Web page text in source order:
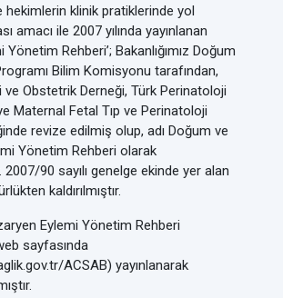
hekimlerin klinik pratiklerinde yol
amacı ile 2007 yılında yayınlanan
Yönetim Rehberi’; Bakanlığımız Doğum
Bilim Komisyonu tarafından,
Obstetrik Derneği, Türk Perinatoloji
Maternal Fetal Tıp ve Perinatoloji
revize edilmiş olup, adı Doğum ve
Yönetim Rehberi olarak
90 sayılı genelge ekinde yer alan
kaldırılmıştır.
Eylemi Yönetim Rehberi
sayfasında
ACSAB) yayınlanarak